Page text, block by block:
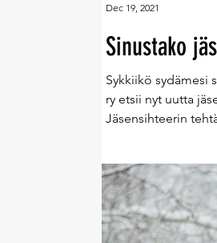
Sinustako
Sykkiikö sydämesi
ry etsii nyt uutta
Jäsensihteerin
Dec 19, 2021